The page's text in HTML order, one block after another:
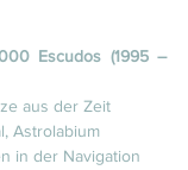
Escudos (1995 –
aus der Zeit
Astrolabium
in der Navigation